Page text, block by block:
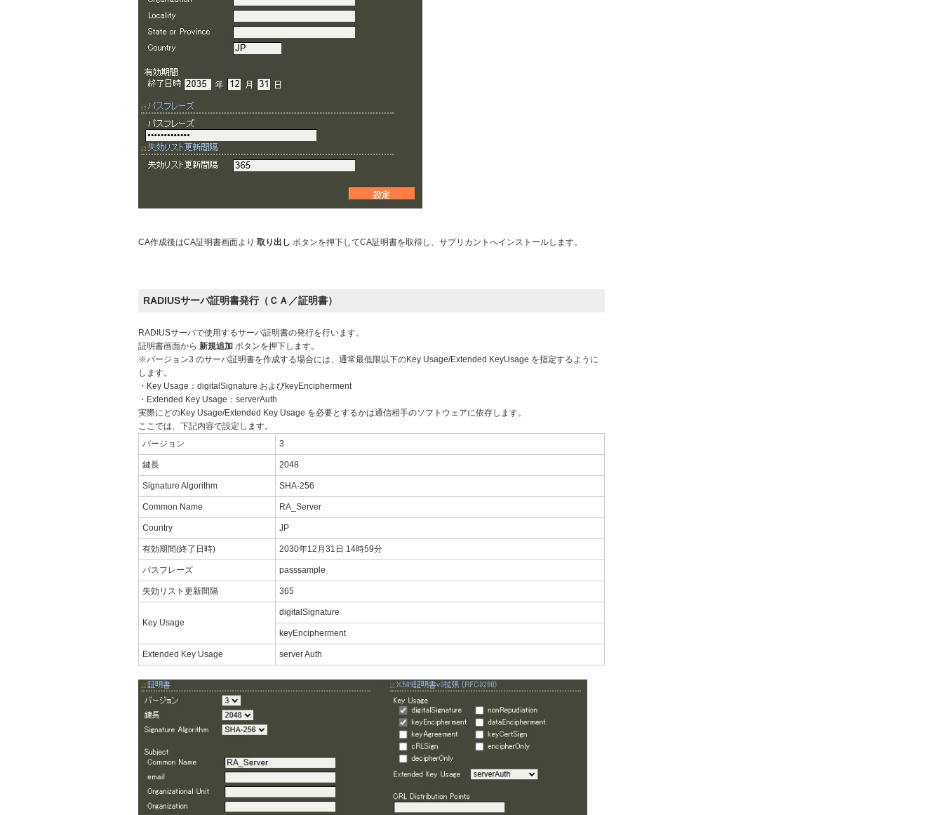
CA作成後はCA証明書画面より 取り出し ボタンを押下してCA証明書を取得し、サプリカントへインストールします。
RADIUSサーバ証明書発行（ＣＡ／証明書）
RADIUSサーバで使用するサーバ証明書の発行を行います。
証明書画面から 新規追加 ボタンを押下します。
※バージョン3 のサーバ証明書を作成する場合には、通常最低限以下のKey Usage/Extended KeyUsage を指定するように
します。
・Key Usage：digitalSignature およびkeyEncipherment
・Extended Key Usage：serverAuth
実際にどのKey Usage/Extended Key Usage を必要とするかは通信相手のソフトウェアに依存します。
ここでは、下記内容で設定します。
バージョン
3
鍵長 2048
Signature Algorithm SHA-256
Common Name RA_Server
Country JP
有効期間(終了日時) 2030年12月31日 14時59分
パスフレーズ passsample
失効リスト更新間隔 365
Key Usage
digitalSignature
keyEncipherment
Extended Key Usage server Auth